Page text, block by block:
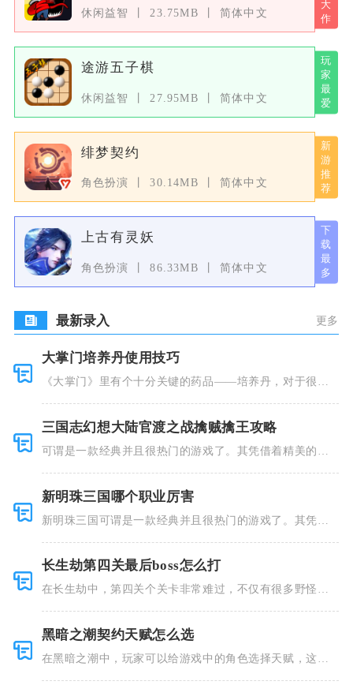
休闲益智 23.75MB 简体中文
途游五子棋
休闲益智 27.95MB 简体中文
绯梦契约
角色扮演 30.14MB 简体中文
上古有灵妖
角色扮演 86.33MB 简体中文
最新录入 更多
大掌门培养丹使用技巧
《大掌门》里有个十分关键的药品——培养丹，对于很多
三国志幻想大陆官渡之战擒贼擒王攻略
可谓是一款经典并且很热门的游戏了。其凭借着精美的画
新明珠三国哪个职业厉害
新明珠三国可谓是一款经典并且很热门的游戏了。其凭借
长生劫第四关最后boss怎么打
在长生劫中，第四关个关卡非常难过，不仅有很多野怪，
黑暗之潮契约天赋怎么选
在黑暗之潮中，玩家可以给游戏中的角色选择天赋，这些